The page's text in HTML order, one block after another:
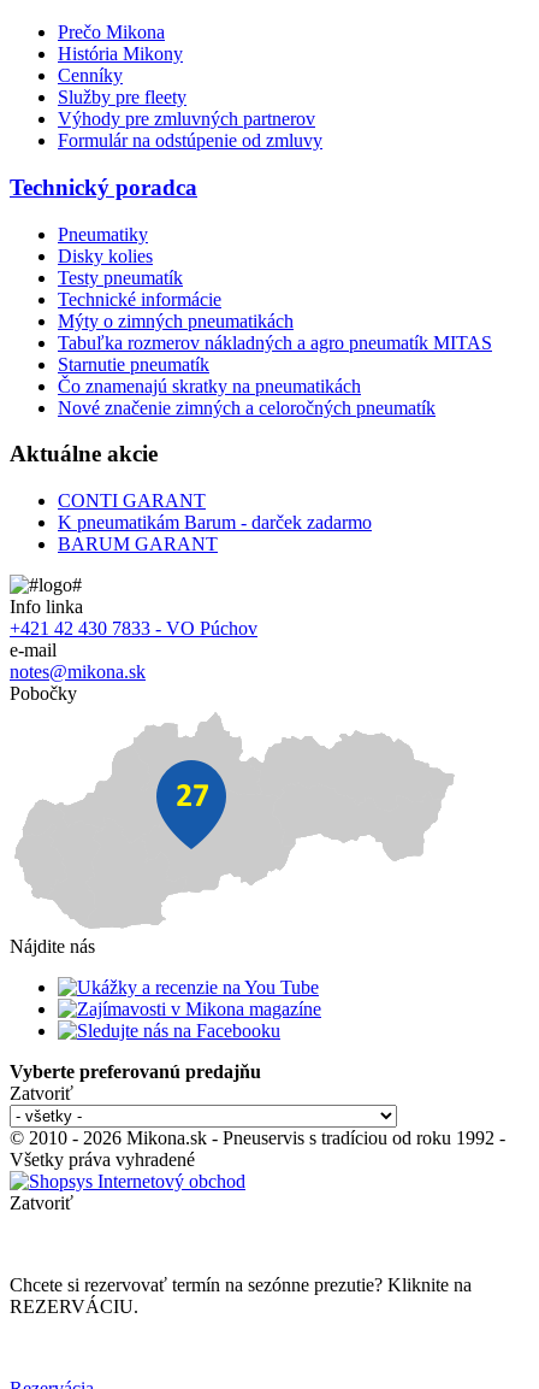
Prečo Mikona
História Mikony
Cenníky
Služby pre fleety
Výhody pre zmluvných partnerov
Formulár na odstúpenie od zmluvy
Technický poradca
Pneumatiky
Disky kolies
Testy pneumatík
Technické informácie
Mýty o zimných pneumatikách
Tabuľka rozmerov nákladných a agro pneumatík MITAS
Starnutie pneumatík
Čo znamenajú skratky na pneumatikách
Nové značenie zimných a celoročných pneumatík
Aktuálne akcie
CONTI GARANT
K pneumatikám Barum - darček zadarmo
BARUM GARANT
Info linka
+421 42 430 7833 - VO Púchov
e-mail
notes@mikona.sk
Pobočky
Nájdite nás
Vyberte preferovanú predajňu
Zatvoriť
© 2010 - 2026 Mikona.sk - Pneuservis s tradíciou od roku 1992 -
Všetky práva vyhradené
Zatvoriť
Chcete si rezervovať termín na sezónne prezutie? Kliknite na
REZERVÁCIU.